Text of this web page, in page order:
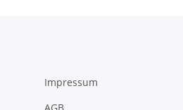
Impressum
AGB